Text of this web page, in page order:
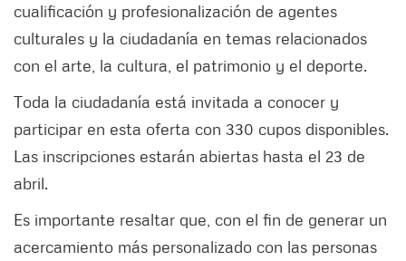
cualificación y profesionalización de agentes
culturales y la ciudadanía en temas relacionados
con el arte, la cultura, el patrimonio y el deporte.
Toda la ciudadanía está invitada a conocer y
participar en esta oferta con 330 cupos disponibles.
Las inscripciones estarán abiertas hasta el 23 de
abril.
Es importante resaltar que, con el fin de generar un
acercamiento más personalizado con las personas